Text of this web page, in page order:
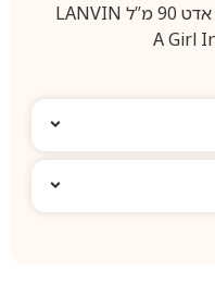
בושם לאשה לנווין גירל אין קפרי אדט 90 מ”ל LANVIN
A Girl